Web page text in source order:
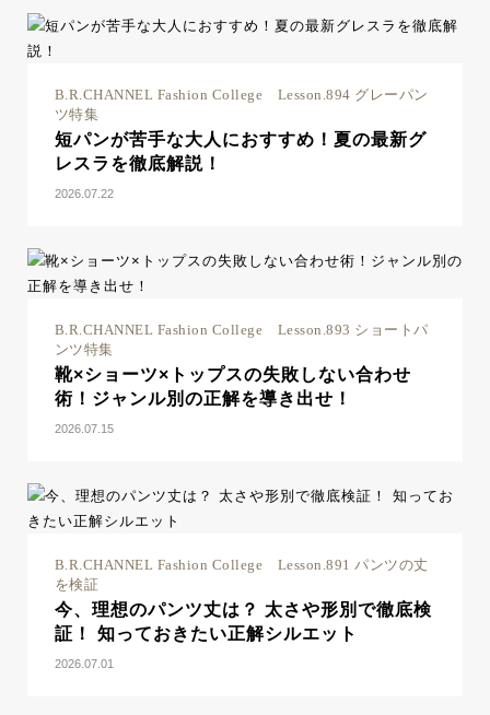
B.R.CHANNEL Fashion College Lesson.894 グレーパン
ツ特集
短パンが苦手な大人におすすめ！夏の最新グ
レスラを徹底解説！
2026.07.22
B.R.CHANNEL Fashion College Lesson.893 ショートパ
ンツ特集
靴×ショーツ×トップスの失敗しない合わせ
術！ジャンル別の正解を導き出せ！
2026.07.15
B.R.CHANNEL Fashion College Lesson.891 パンツの丈
を検証
今、理想のパンツ丈は？ 太さや形別で徹底検
証！ 知っておきたい正解シルエット
2026.07.01